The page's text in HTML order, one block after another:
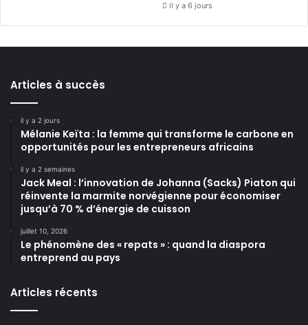
il y a 6 jours
Articles à succès
il y a 2 jours
Mélanie Keïta : la femme qui transforme le carbone en
opportunités pour les entrepreneurs africains
il y a 2 semaines
Jack Meal : l’innovation de Johanna (Sacks) Piaton qui
réinvente la marmite norvégienne pour économiser
jusqu’à 70 % d’énergie de cuisson
juillet 10, 2026
Le phénomène des « repats » : quand la diaspora
entreprend au pays
Articles récents